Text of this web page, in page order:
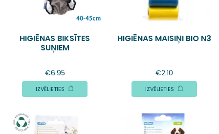
HIGIĒNAS BIKSĪTES
SUŅIEM
€6.95
IZVĒLIETIES
HIGIĒNAS MAISIŅI BIO N3
€2.10
IZVĒLIETIES